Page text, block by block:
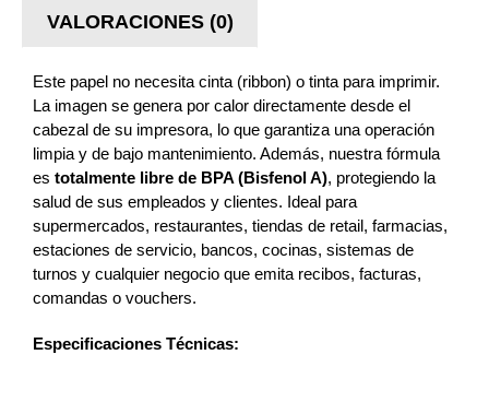
VALORACIONES (0)
Este papel no necesita cinta (ribbon) o tinta para imprimir.
La imagen se genera por calor directamente desde el
cabezal de su impresora, lo que garantiza una operación
limpia y de bajo mantenimiento. Además, nuestra fórmula
es totalmente libre de BPA (Bisfenol A), protegiendo la
salud de sus empleados y clientes. Ideal para
supermercados, restaurantes, tiendas de retail, farmacias,
estaciones de servicio, bancos, cocinas, sistemas de
turnos y cualquier negocio que emita recibos, facturas,
comandas o vouchers.
Especificaciones Técnicas: